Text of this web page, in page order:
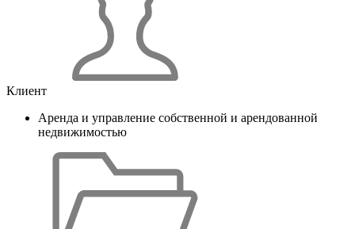
Клиент
Аренда и управление собственной и арендованной
недвижимостью